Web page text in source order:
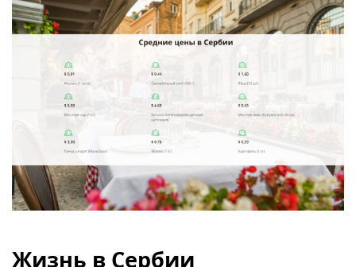
Жизнь в Сербии